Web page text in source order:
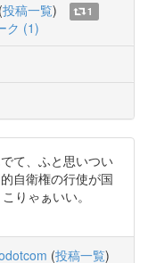
(投稿一覧)
1
ク (1)
て、ふと思いつい
自衛権の行使が国
りゃぁいい。
(投稿一覧)